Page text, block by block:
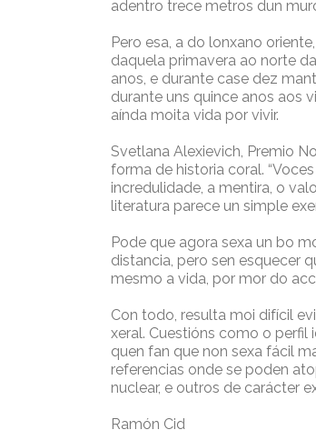
adentro trece metros dun
Pero esa, a do lonxano
daquela primavera ao norte
anos, e durante case dez
durante uns quince anos aos
aínda moita vida por vivir.
Svetlana Alexievich, Premio
forma de historia coral.
incredulidade, a mentira, o
literatura parece un simple
Pode que agora sexa un bo
distancia, pero sen esquecer
mesmo a vida, por mor do
Con todo, resulta moi difícil
xeral. Cuestións como o
quen fan que non sexa fácil
referencias onde se poden
nuclear, e outros de carácter
Ramón Cid